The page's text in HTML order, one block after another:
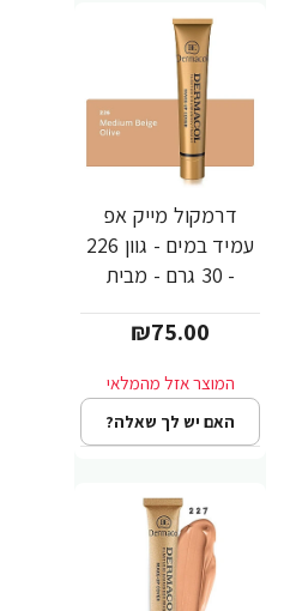
דרמקול מייק אפ
עמיד במים - גוון 226
- 30 גרם - מבית
₪75.00
האם יש לך שאלה?